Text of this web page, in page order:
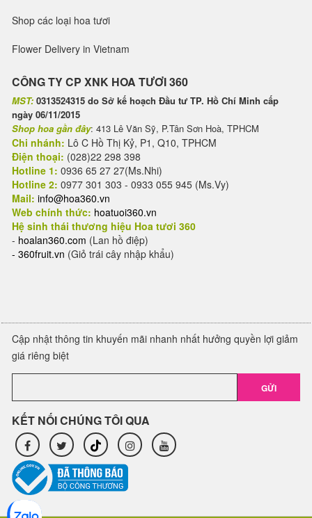
Shop các loại hoa tươi
Flower Delivery in Vietnam
CÔNG TY CP XNK HOA TƯƠI 360
MST: 0313524315 do Sở kế hoạch Đầu tư TP. Hồ Chí Minh cấp
ngày 06/11/2015
Shop hoa gần đây: 413 Lê Văn Sỹ, P.Tân Sơn Hoà, TPHCM
Chi nhánh: Lô C Hồ Thị Kỷ, P1, Q10, TPHCM
Điện thoại: (028)22 298 398
Hotline 1: 0936 65 27 27(Ms.Nhi)
Hotline 2: 0977 301 303 - 0933 055 945 (Ms.Vy)
Mail: info@hoa360.vn
Web chính thức: hoatuoi360.vn
Hệ sinh thái thương hiệu Hoa tươi 360
- hoalan360.com (Lan hồ điệp)
- 360fruit.vn (Giỏ trái cây nhập khẩu)
Cập nhật thông tin khuyến mãi nhanh nhất hưởng quyền lợi giảm
giá riêng biệt
GỬI
KẾT NỐI CHÚNG TÔI QUA